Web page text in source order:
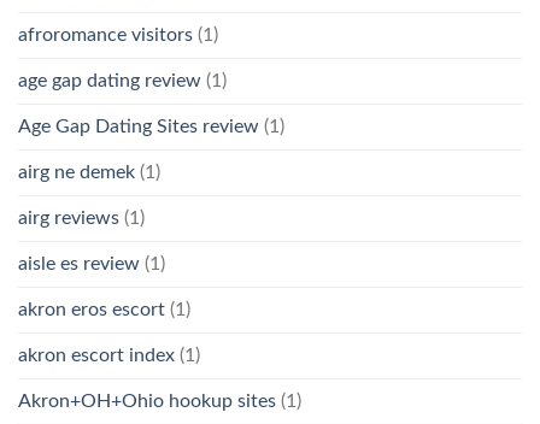
afroromance visitors (1)
age gap dating review (1)
Age Gap Dating Sites review (1)
airg ne demek (1)
airg reviews (1)
aisle es review (1)
akron eros escort (1)
akron escort index (1)
Akron+OH+Ohio hookup sites (1)